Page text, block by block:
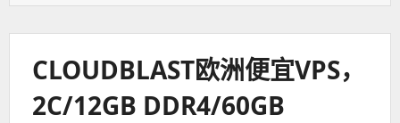
老
VPS
CLOUDBLAST欧洲便宜VPS，
2C/12GB DDR4/60GB